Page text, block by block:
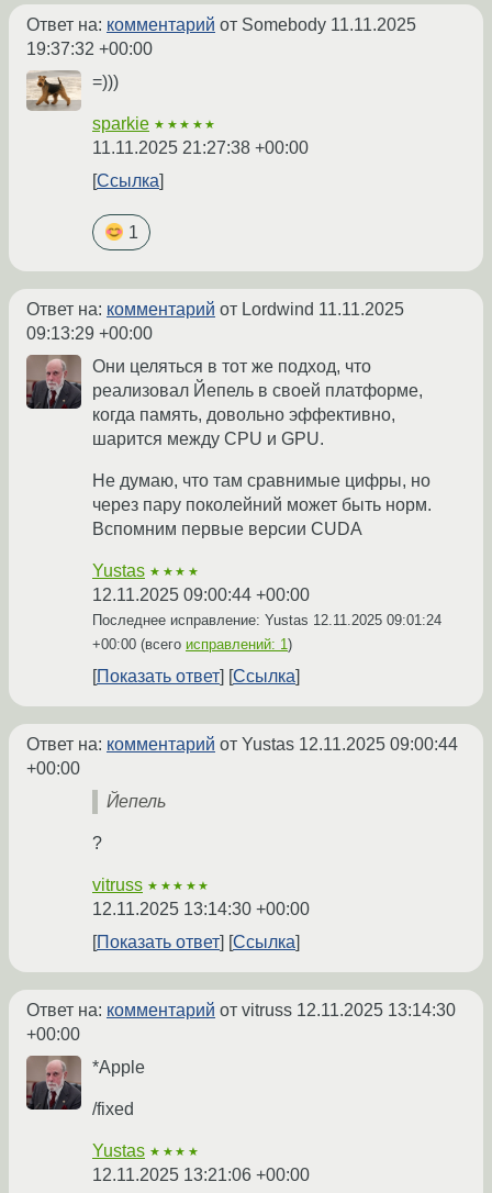
Ответ на: комментарий от Somebody 11.11.2025
19:37:32 +00:00
=)))
sparkie ★★★★★
11.11.2025 21:27:38 +00:00
Ссылка
1
Ответ на: комментарий от Lordwind 11.11.2025
09:13:29 +00:00
Они целяться в тот же подход, что
реализовал Йепель в своей платформе,
когда память, довольно эффективно,
шарится между CPU и GPU.
Не думаю, что там сравнимые цифры, но
через пару поколейний может быть норм.
Вспомним первые версии CUDA
Yustas ★★★★
12.11.2025 09:00:44 +00:00
Последнее исправление: Yustas 12.11.2025 09:01:24
+00:00 (всего исправлений: 1)
Показать ответ Ссылка
Ответ на: комментарий от Yustas 12.11.2025 09:00:44
+00:00
Йепель
?
vitruss ★★★★★
12.11.2025 13:14:30 +00:00
Показать ответ
Ссылка
Ответ на: комментарий от vitruss 12.11.2025 13:14:30
+00:00
*Apple
/fixed
Yustas ★★★★
12.11.2025 13:21:06 +00:00